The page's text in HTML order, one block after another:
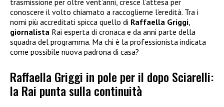
conoscere il volto chiamato a raccoglierne l’eredità. Tra i
nomi più accreditati spicca quello di Raffaella Griggi
giornalista Rai esperta di cronaca e da anni parte della
squadra del programma. Ma chi è la professionista indicata
come possibile nuova padrona di casa?
Raffaella Griggi in pole per il dopo Sciarelli:
la Rai punta sulla continuità